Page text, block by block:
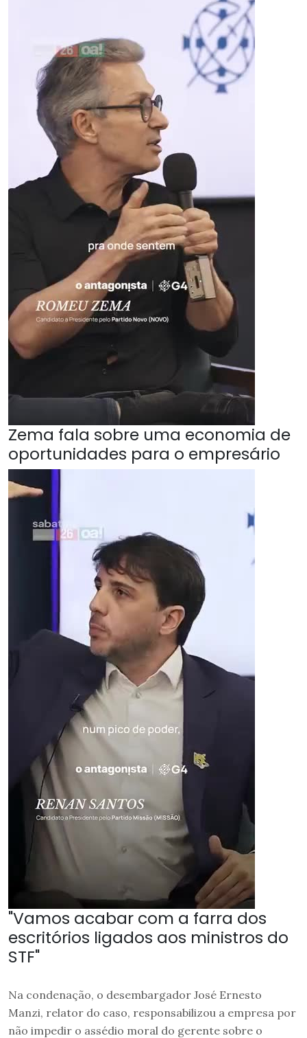
Zema fala sobre uma economia de
oportunidades para o empresário
"Vamos acabar com a farra dos
escritórios ligados aos ministros do
STF"
Na condenação, o desembargador José Ernesto
Manzi, relator do caso, responsabilizou a empresa por
não impedir o assédio moral do gerente sobre o